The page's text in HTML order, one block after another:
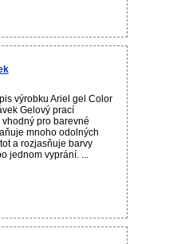
výrobku Ariel gel Color
Gelový prací
pro barevné
mnoho odolných
a rozjasňuje barvy
jednom vyprání. ...